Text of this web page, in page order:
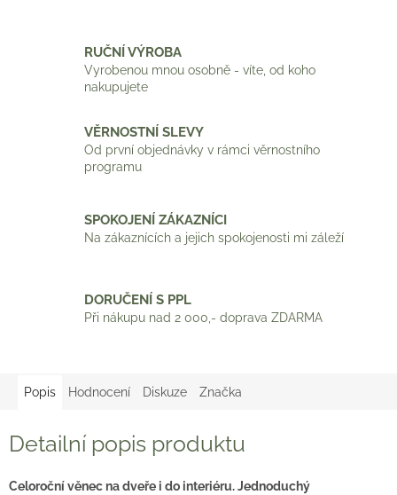
RUČNÍ VÝROBA
Vyrobenou mnou osobně - víte, od koho
nakupujete
VĚRNOSTNÍ SLEVY
Od první objednávky v rámci věrnostního
programu
SPOKOJENÍ ZÁKAZNÍCI
Na zákaznících a jejich spokojenosti mi záleží
DORUČENÍ S PPL
Při nákupu nad 2 000,- doprava ZDARMA
Popis Hodnocení Diskuze Značka
Detailní popis produktu
Celoroční věnec na dveře i do interiéru. Jednoduchý